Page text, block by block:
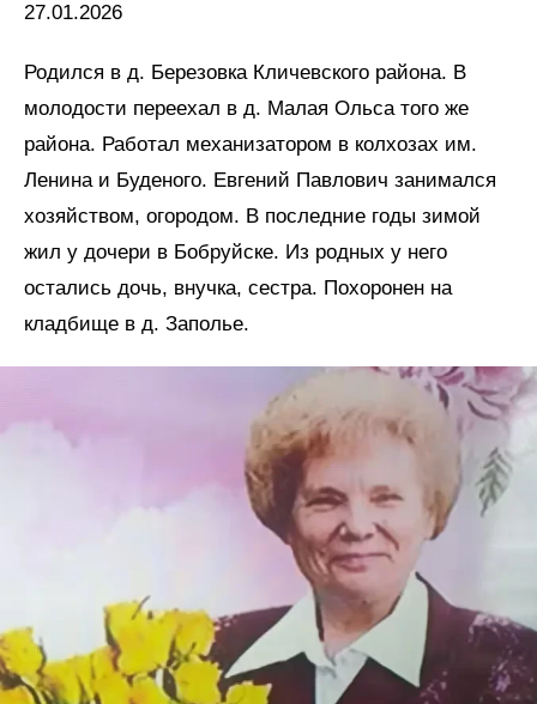
27.01.2026
Родился в д. Березовка Кличевского района. В
молодости переехал в д. Малая Ольса того же
района. Работал механизатором в колхозах им.
Ленина и Буденого. Евгений Павлович занимался
хозяйством, огородом. В последние годы зимой
жил у дочери в Бобруйске. Из родных у него
остались дочь, внучка, сестра. Похоронен на
кладбище в д. Заполье.